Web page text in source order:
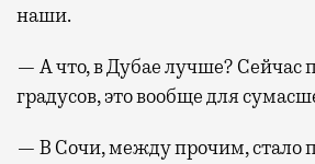
наши.
— А что, в Дубае лучше? Сейчас
градусов, это вообще для
— В Сочи, между прочим, стало